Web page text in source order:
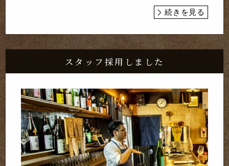
続きを見る
スタッフ採用しました